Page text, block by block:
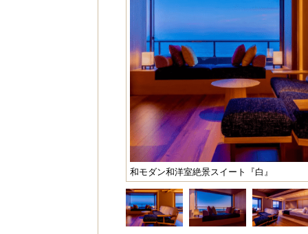
和モダン和洋室絶景スイート『白』